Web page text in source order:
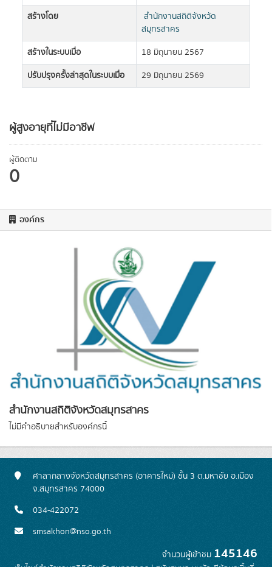
ผู้สูงอายุที่ไม่มีอาชีพ
ผู้ติดตาม
0
องค์กร
สำนักงานสถิติจังหวัดสมุทรสาคร
ไม่มีคำอธิบายสำหรับองค์กรนี้
สร้างโดย
สำนักงานสถิติจังหวัด
สมุทรสาคร
สร้างในระบบเมื่อ
18 มิถุนายน 2567
ปรับปรุงครั้งล่าสุดในระบบเมื่อ
29 มิถุนายน 2569
ศาลากลางจังหวัดสมุทรสาคร (อาคารใหม่) ชั้น 3 ต.มหาชัย อ.เมือง
จ.สมุทรสาคร 74000
034-422072
smsakhon@nso.go.th
จำนวนผู้เข้าชม 145146